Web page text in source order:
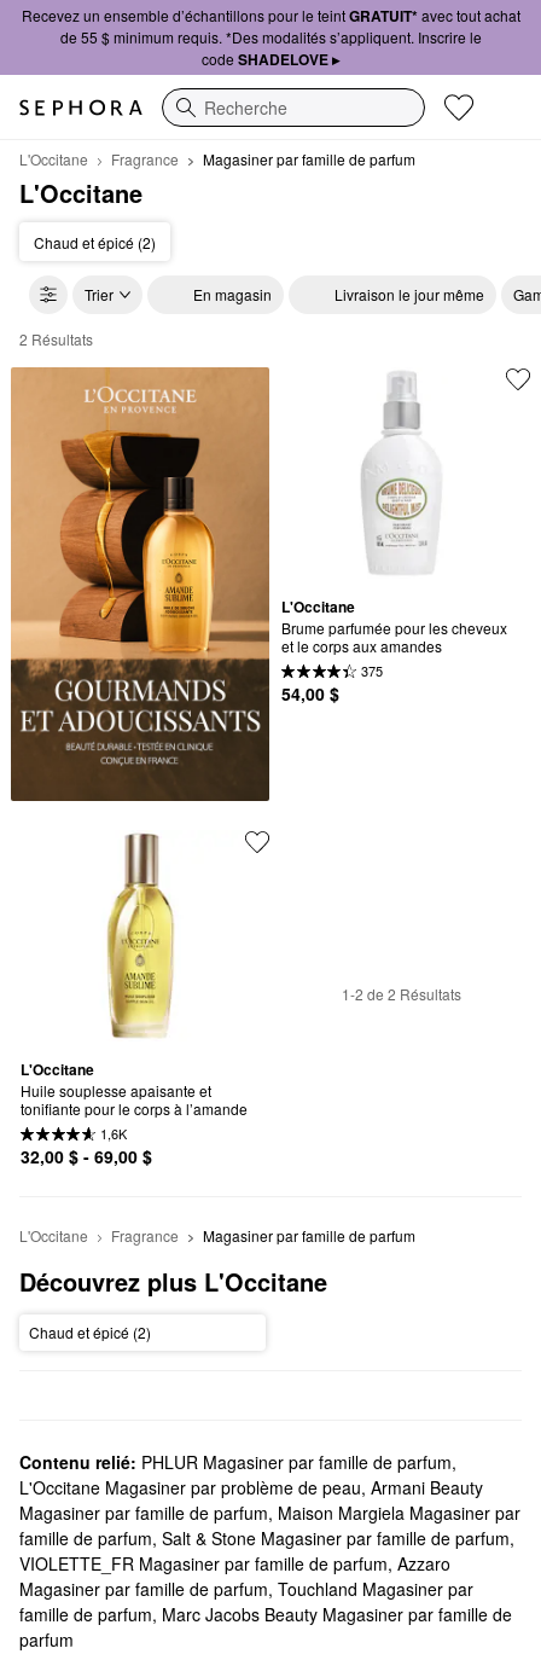
Recevez un ensemble d’échantillons pour le teintGRATUIT*avec tout achat
de 55 $ minimum requis. *Des modalités s’appliquent. Inscrire le
code SHADELOVE ▸
Recherche
L'Occitane Fragrance Magasiner par famille de parfum
L'Occitane
Chaud et épicé (2)
Trier En magasin Livraison le jour même
L'Occitane Magasiner par famille de parfum
2 Résultats
L'Occitane
Brume parfumée pour les cheveux
et le corps aux amandes
375
54,00 $
L'Occitane
Huile souplesse apaisante et
tonifiante pour le corps à l’amande
1,6K
32,00 $ - 69,00 $
1-2 de 2 Résultats
L'Occitane Fragrance Magasiner par famille de parfum
Découvrez plus L'Occitane
Chaud et épicé (2)
Contenu relié: PHLUR Magasiner par famille de parfum,
L'Occitane Magasiner par problème de peau, Armani Beauty
Magasiner par famille de parfum, Maison Margiela Magasiner par
famille de parfum, Salt & Stone Magasiner par famille de parfum,
VIOLETTE_FR Magasiner par famille de parfum, Azzaro
Magasiner par famille de parfum, Touchland Magasiner par
famille de parfum, Marc Jacobs Beauty Magasiner par famille de
parfum